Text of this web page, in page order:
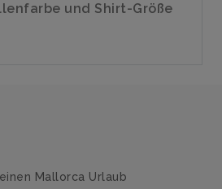
und Shirt-Größe
Mallorca Urlaub